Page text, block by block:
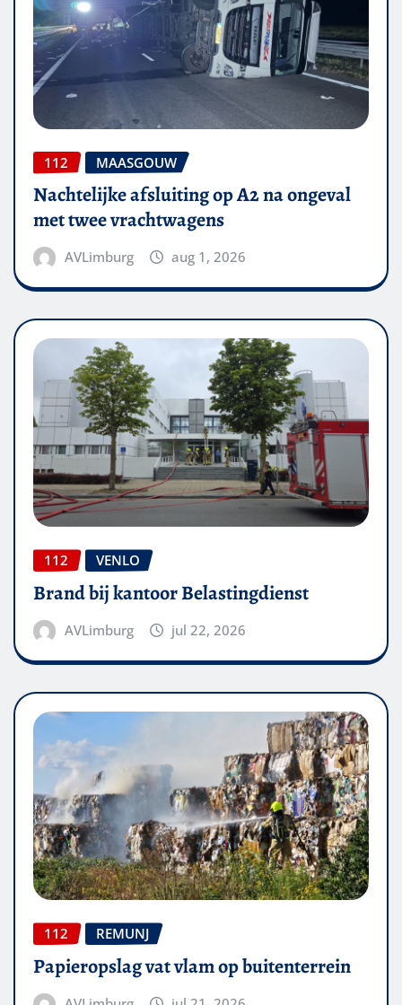
112 MAASGOUW
Nachtelijke afsluiting op A2 na ongeval
met twee vrachtwagens
AVLimburg aug 1, 2026
112 VENLO
Brand bij kantoor Belastingdienst
AVLimburg jul 22, 2026
112 REMUNJ
Papieropslag vat vlam op buitenterrein